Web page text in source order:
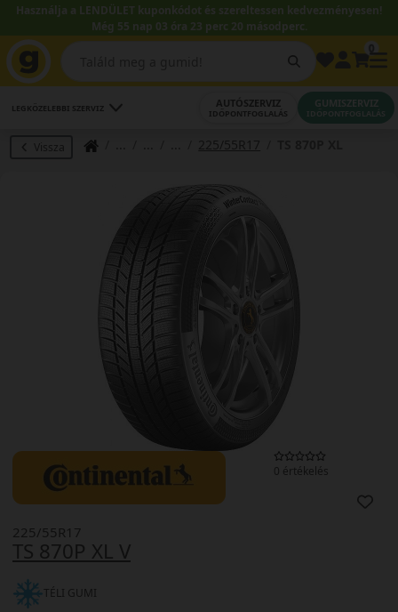
Használja a LENDÜLET kuponkódot és szereltessen kedvezményesen!
Még 55 nap 03 óra 23 perc 19 másodperc.
LEGKÖZELEBBI SZERVIZ AUTÓSZERVIZ
IDŐPONTFOGLALÁS
GUMISZERVIZ
IDŐPONTFOGLALÁS
Vissza 225/55R17
0 értékelés
TS 870P XL V
225/55R17
TÉLI GUMI